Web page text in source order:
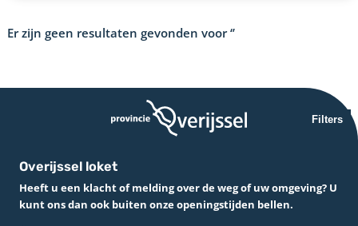
Er zijn geen resultaten gevonden voor‘’
Filters
Overijssel loket
Heeft u een klacht of melding over de weg of uw omgeving? U
kunt ons dan ook buiten onze openingstijden bellen.